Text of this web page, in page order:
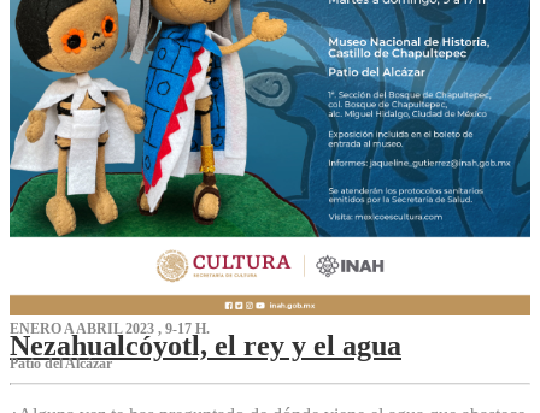
ENERO A ABRIL 2023 , 9-17 H.
Nezahualcóyotl, el rey y el agua
Patio del Alcázar